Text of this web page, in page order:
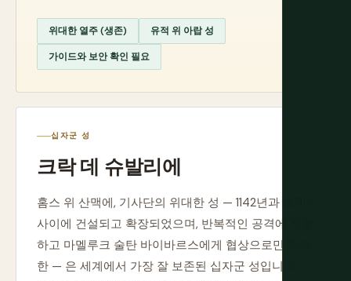
위대한 열주 (생존) 유적 위 아랍 성
가이드와 보안 확인 필요
십자군 성
크락 데 슈발리에
홈스 위 산맥에, 기사단의 위대한 성 — 1142년과 1271년
사이에 건설되고 확장되었으며, 반복적인 공격에 저항
하고 마멜루크 술탄 바이바르스에게 협상으로만 항복
한 — 은 세계에서 가장 잘 보존된 십자군 성입니다.